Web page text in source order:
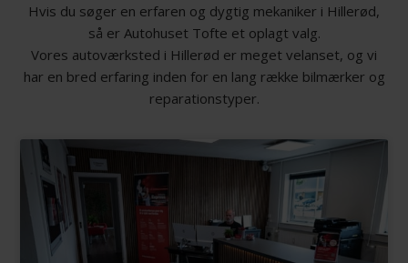
Hvis du søger en erfaren og dygtig mekaniker i Hillerød,
så er Autohuset Tofte et oplagt valg.
Vores autoværksted i Hillerød er meget velanset, og vi
har en bred erfaring inden for en lang række bilmærker og
reparationstyper.